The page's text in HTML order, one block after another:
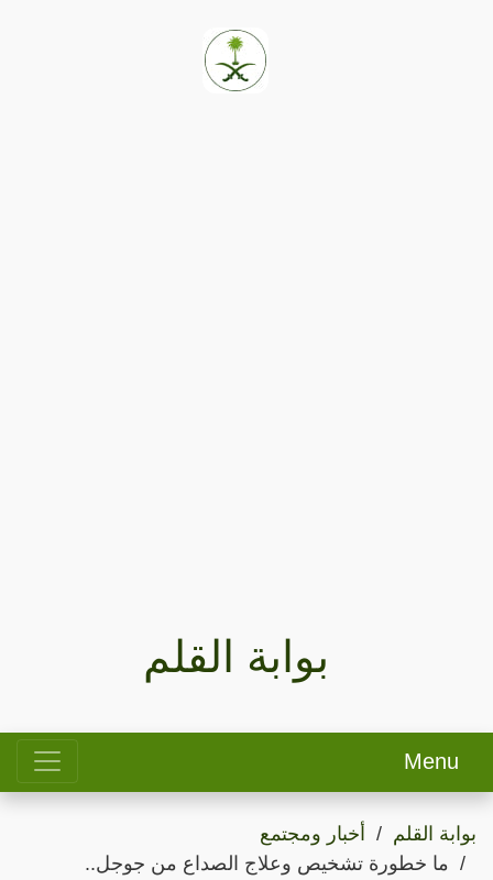
بوابة القلم
Menu
بوابة القلم
أخبار ومجتمع
ما خطورة تشخيص وعلاج الصداع من جوجل..